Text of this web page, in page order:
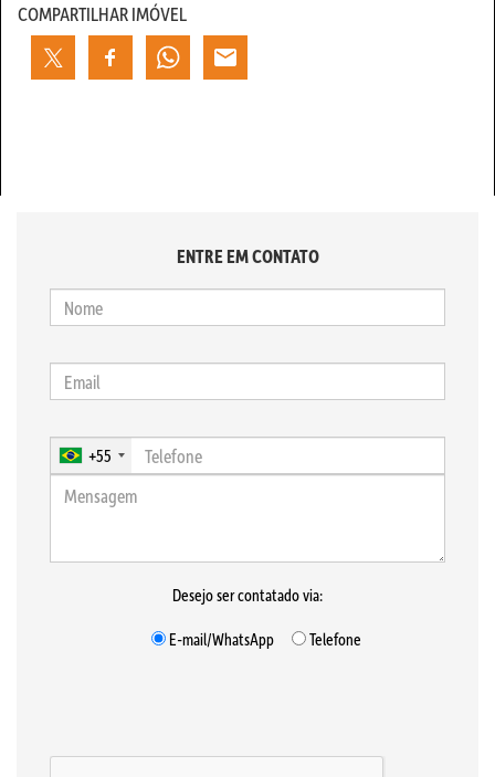
COMPARTILHAR IMÓVEL
ENTRE EM CONTATO
+55
Desejo ser contatado via:
E-mail/WhatsApp
Telefone